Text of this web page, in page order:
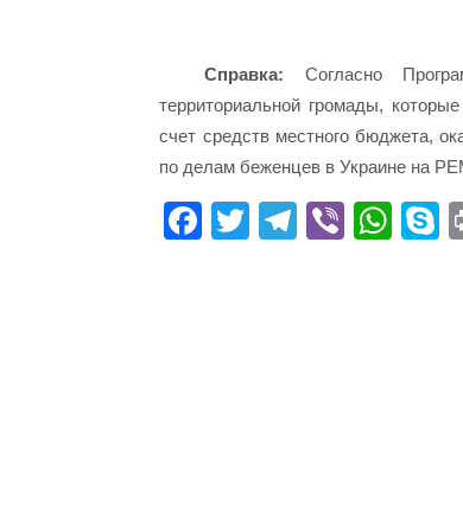
Справка: Согласно
территориальной громады,
счет средств местного бюджета,
по делам беженцев в Украине на
Fa T
Te Vi
W
S